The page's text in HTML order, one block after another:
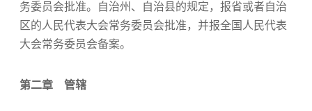
务委员会批准。自治州、自治县的规定，报省或者自治
区的人民代表大会常务委员会批准，并报全国人民代表
大会常务委员会备案。
第二章 管辖